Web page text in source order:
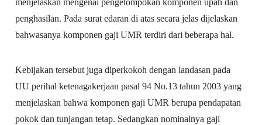
menjelaskan mengenai pengelompokan komponen upah dan
penghasilan. Pada surat edaran di atas secara jelas dijelaskan
bahwasanya komponen gaji UMR terdiri dari beberapa hal.
Kebijakan tersebut juga diperkokoh dengan landasan pada
UU perihal ketenagakerjaan pasal 94 No.13 tahun 2003 yang
menjelaskan bahwa komponen gaji UMR berupa pendapatan
pokok dan tunjangan tetap. Sedangkan nominalnya gaji